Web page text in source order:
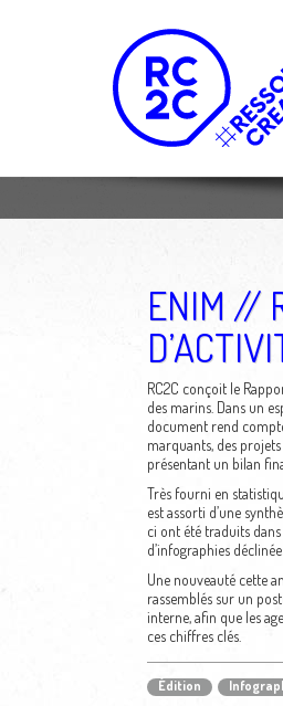
ENIM //
RC2C conçoit le
des marins. Dans un
document rend
marquants, des projets
présentant un bilan
Très fourni en
est assorti d’une
ci ont été traduits
d’infographies
Une nouveauté cette
rassemblés sur un
interne, afin que les
ces chiffres clés.
Édition